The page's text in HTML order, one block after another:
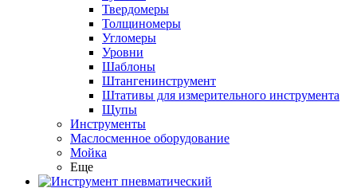
Твердомеры
Толщиномеры
Угломеры
Уровни
Шаблоны
Штангенинструмент
Штативы для измерительного инструмента
Щупы
Инструменты
Маслосменное оборудование
Мойка
Еще